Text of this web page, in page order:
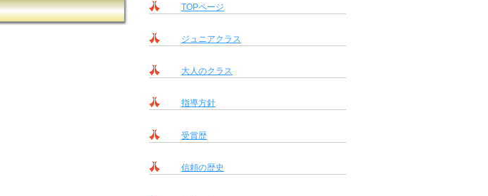
TOPページ
ジュニアクラス
大人のクラス
指導方針
受賞歴
信頼の歴史